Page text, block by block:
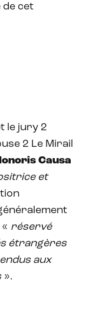
de cet
2 Le Mirail
Causa
et
réservé
étrangères
aux
».